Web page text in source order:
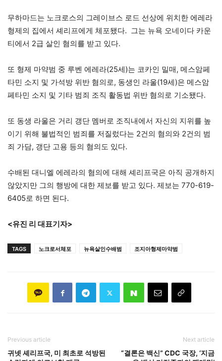
무하마드는 노크로스의 그레이브스 로드 선상에 위치한 에레라
형제의 집에서 셰리프에게 체포됐다. 그는 뉴욕 오네이다 카운
티에서 2급 살인 혐의를 받고 있다.
또 형제 마약범 중 루벤 에레라(25세)는 코카인 밀매, 메스암페
타민 소지 및 가석방 위반 혐의로, 동생인 라울(19세)은 메스암
페타민 소지 및 기타 범죄 조직 활동법 위반 혐의로 기소됐다.
또 동생 라울은 거리 갱단 멤버로 조직내에서 자신의 지위를 높
이기 위해 불법적인 범죄를 저질렀다는 2건의 혐의와 2건의 범
죄 가담, 갱단 고용 등의 혐의도 있다.
수배된 대니엘 에레라의 혐의에 대해 셰리프국은 아직 공개하지
않았지만 그의 행방에 대한 제보를 받고 있다. 제보는 770-619-
6405로 하면 된다.
<유진 리 대표기자>
TAGS 노크로서체포 뉴욕살인수배범 조지아형제마약범
Previous article
귀넷 셰리프국, 미 최초로 석방된
Next article
“결론은 백신” CDC 국장, ‘지금